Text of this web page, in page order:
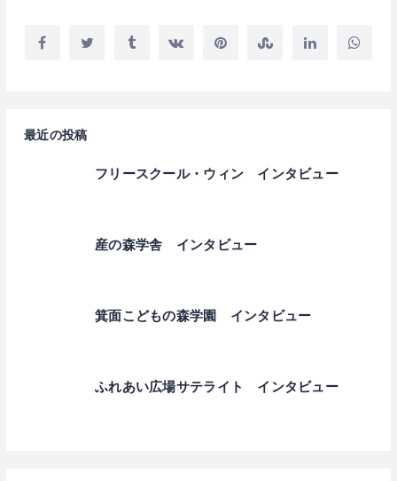
最近の投稿
フリースクール・ウィン インタビュー
産の森学舎 インタビュー
箕面こどもの森学園 インタビュー
ふれあい広場サテライト インタビュー